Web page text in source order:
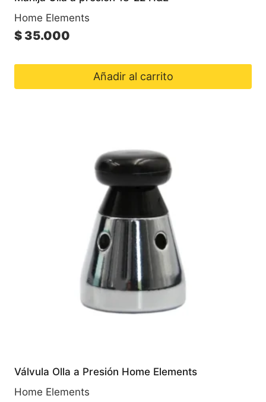
Home Elements
$ 35.000
Añadir al carrito
Válvula Olla a Presión Home Elements
Home Elements